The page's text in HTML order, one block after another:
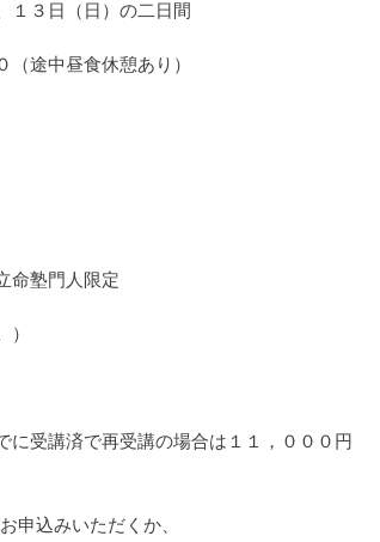
１３日（日）の二日間
途中昼食休憩あり）
命塾門人限定
受講済で再受講の場合は１１，０００円
申込みいただくか、